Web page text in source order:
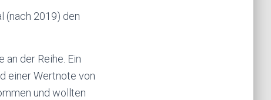
(nach 2019) den
der Reihe. Ein
einer Wertnote von
und wollten